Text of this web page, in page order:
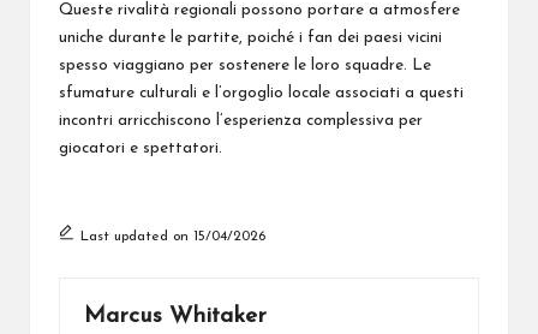
Queste rivalità regionali possono portare a atmosfere
uniche durante le partite, poiché i fan dei paesi vicini
spesso viaggiano per sostenere le loro squadre. Le
sfumature culturali e l’orgoglio locale associati a questi
incontri arricchiscono l’esperienza complessiva per
giocatori e spettatori.
Last updated on 15/04/2026
Marcus Whitaker